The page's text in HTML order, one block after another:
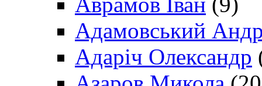
Адамовський
Адаріч Олександр